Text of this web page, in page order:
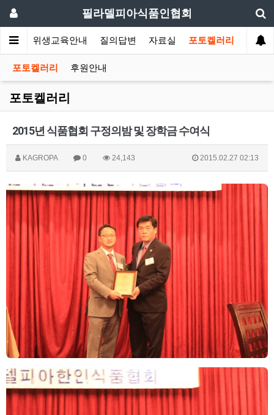
필라델피아식품인협회
식 위생교육안내 질의답변 자료실 포토켈러리
포토켈러리 후원안내
포토켈러리
2015년 식품협회 구정의밤 및 장학금 수여식
KAGROPA 0 24,143 2015.02.27 02:13